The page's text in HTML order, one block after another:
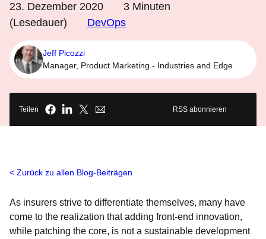
23. Dezember 2020 3 Minuten
(Lesedauer)
DevOps
Jeff Picozzi
Manager, Product Marketing - Industries and Edge
Teilen RSS abonnieren
Zurück zu allen Blog-Beiträgen
As insurers strive to differentiate themselves, many have
come to the realization that adding front-end innovation,
while patching the core, is not a sustainable development